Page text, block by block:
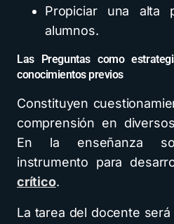
Propiciar una alta
alumnos.
Las Preguntas como
conocimientos previos
Constituyen
comprensión en
En la enseñanza
instrumento para
crítico.
La tarea del docente